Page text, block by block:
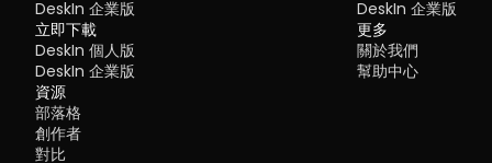
DeskIn 企業版
立即下載
DeskIn 個人版
DeskIn 企業版
DeskIn 企業版
更多
關於我們
幫助中心
資源
部落格
創作者
對比